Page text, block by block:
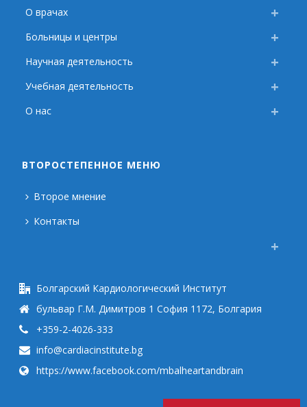
О врачах
Больницы и центры
Научная деятельность
Учебная деятельность
О нас
ВТОРОСТЕПЕННОЕ МЕНЮ
Второе мнение
Контакты
Болгарский Кардиологический Институт
бульвар Г.М. Димитров 1 София 1172, Болгария
+359-2-4026-333
info@cardiacinstitute.bg
https://www.facebook.com/mbalheartandbrain